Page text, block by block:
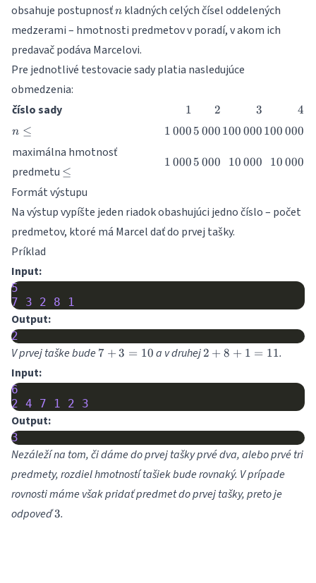
obsahuje postupnosťn
n kladných celých čísel oddelených
medzerami – hmotnosti predmetov v poradí, v akom ich
predavač podáva Marcelovi.
Pre jednotlivé testovacie sady platia nasledujúce
obmedzenia:
číslo sady
1
1 2
2 3
3 4
4
n
n ≤ 1\,000
1 000 5\,000
5 000 100\,000
100 000 100\,000
100 000
maximálna hmotnosť
predmetu \leq
≤
1\,000
1 000 5\,000
5 000 10\,000
10 000 10\,000
10 000
Formát výstupu
Na výstup vypíšte jeden riadok obashujúci jedno číslo – počet
predmetov, ktoré má Marcel dať do prvej tašky.
Príklad
Input:
5
7
3 2 8 1
Output:
2
V prvej taške bude 7+3=10
7 +3 = 10 a v druhej 2+8+1=11
2 + 8 + 1 = 11.
Input:
6
2 4 7 1 2 3
Output:
3
Nezáleží na tom, či dáme do prvej tašky prvé dva, alebo prvé tri
predmety, rozdiel hmotností tašiek bude rovnaký. V prípade
rovnosti máme však pridať predmet do prvej tašky, preto je
odpoveď3
3.